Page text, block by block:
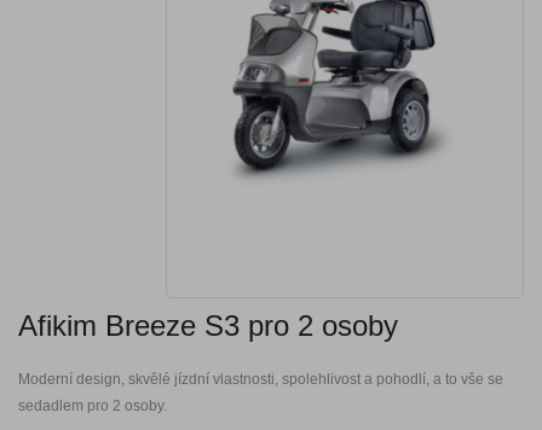
Afikim Breeze S3 pro 2 osoby
Moderní design, skvělé jízdní vlastnosti, spolehlivost a pohodlí, a to vše se
sedadlem pro 2 osoby.